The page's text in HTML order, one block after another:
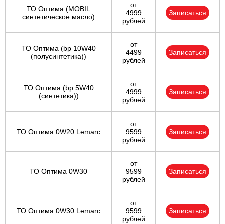
ТО Оптима (MOBIL
синтетическое масло)
от
4999
рублей
Записаться
ТО Оптима (bp 10W40
(полусинтетика))
от
4499
рублей
Записаться
ТО Оптима (bp 5W40
(синтетика))
от
4999
рублей
Записаться
ТО Оптима 0W20 Lemarc
от
9599
рублей
Записаться
ТО Оптима 0W30
от
9599
рублей
Записаться
ТО Оптима 0W30 Lemarc
от
9599
рублей
Записаться